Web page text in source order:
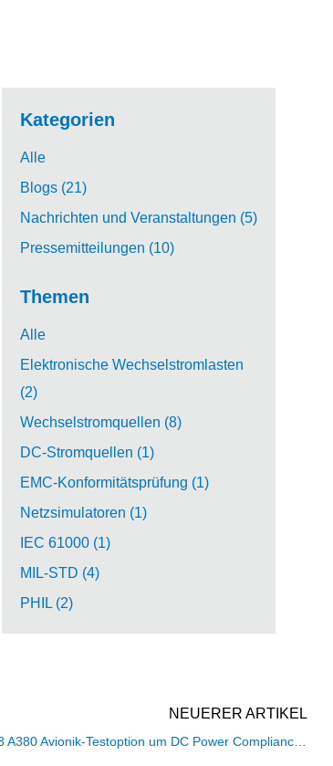
Kategorien
Alle
Blogs (21)
Nachrichten und Veranstaltungen (5)
Pressemitteilungen (10)
Themen
Alle
Elektronische Wechselstromlasten
(2)
Wechselstromquellen (8)
DC-Stromquellen (1)
EMC-Konformitätsprüfung (1)
Netzsimulatoren (1)
IEC 61000 (1)
MIL-STD (4)
PHIL (2)
NEUERER ARTIKEL
Pacific -Quelle erweitert die Airbus ABD0100.1.8 A380 Avionik-Testoption um DC Power Compliance Testing